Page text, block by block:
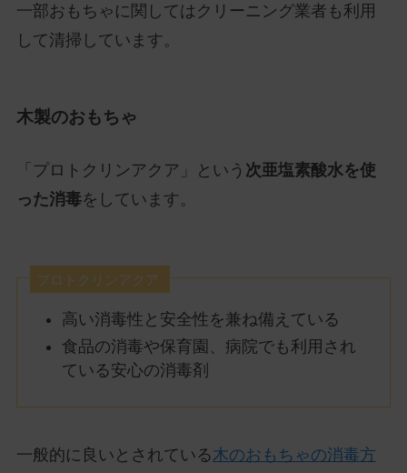
一部おもちゃに関してはクリーニング業者も利用
して清掃しています。
木製のおもちゃ
「プロトクリンアクア」という 次亜塩素酸水を使
った消毒をしています。
プロトクリンアクア
高い消毒性と安全性を兼ね備えている
食品の消毒や保育園、病院でも利用され
ている安心の消毒剤
一般的に良いとされている木のおもちゃの消毒方